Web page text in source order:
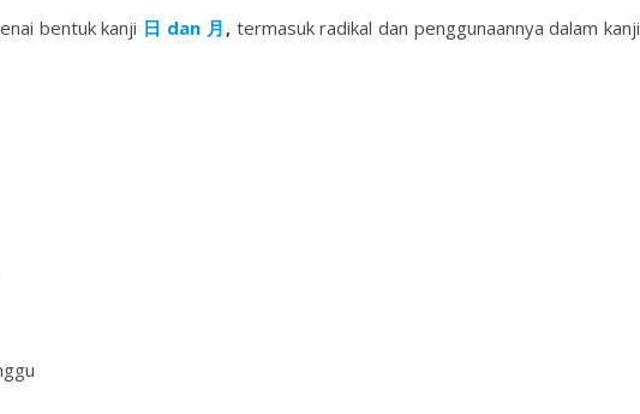
bentuk kanji 日 dan 月 ,termasuk radikal dan penggunaannya dalam kanji